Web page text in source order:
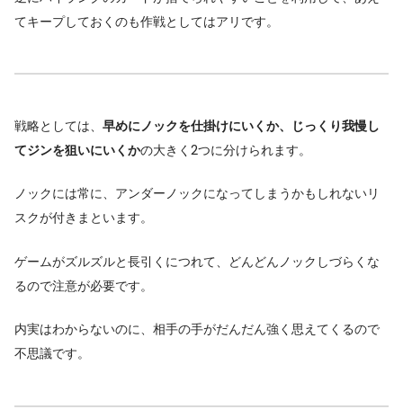
てキープしておくのも作戦としてはアリです。
戦略としては、 早めにノックを仕掛けにいくか、じっくり我慢し
てジンを狙いにいくかの大きく2つに分けられます。
ノックには常に、アンダーノックになってしまうかもしれないリ
スクが付きまといます。
ゲームがズルズルと長引くにつれて、どんどんノックしづらくな
るので注意が必要です。
内実はわからないのに、相手の手がだんだん強く思えてくるので
不思議です。